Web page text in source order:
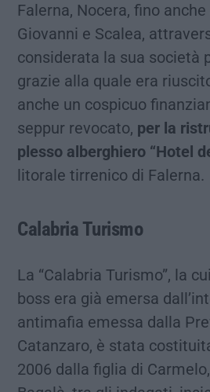
Falerna, Nocera, fino
Giovanni e Scalea,
considerata la sua società
grazie alla quale era
anche un cospicuo
seppur revocato, per la
plesso alberghiero “Hotel
litorale tirrenico di Falerna.
Calabria Turismo
La “Calabria Turismo”, la
boss era già emersa
antimafia emessa dalla
Catanzaro, è stata
2006 dalla figlia di